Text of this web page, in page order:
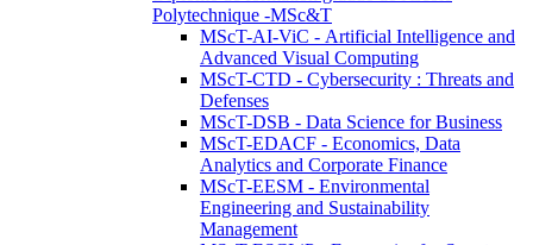
Polytechnique -MSc&T
MScT-AI-ViC - Artificial Intelligence and
Advanced Visual Computing
MScT-CTD - Cybersecurity : Threats and
Defenses
MScT-DSB - Data Science for Business
MScT-EDACF - Economics, Data
Analytics and Corporate Finance
MScT-EESM - Environmental
Engineering and Sustainability
Management